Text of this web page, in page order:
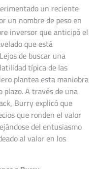
un reciente
un nombre de peso en
inversor que anticipó el
que está
de buscar una
típica de las
plantea esta maniobra
A través de una
Burry explicó que
que ronden el valor
del entusiasmo
al valor en los